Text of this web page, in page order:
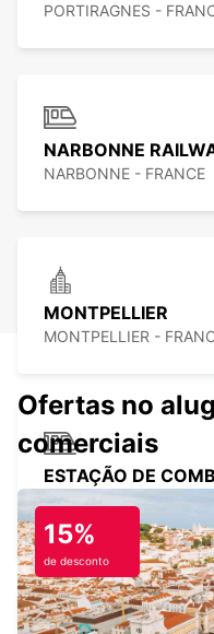
PORTIRAGNES -
NARBONNE
NARBONNE - FRANCE
MONTPELLIER
MONTPELLIER -
ESTAÇÃO DE
MONTPELLIER
MONTPELLIER -
Ofertas no
comerciais
15%
de desconto